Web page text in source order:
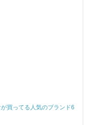
買ってる人気のブランド6